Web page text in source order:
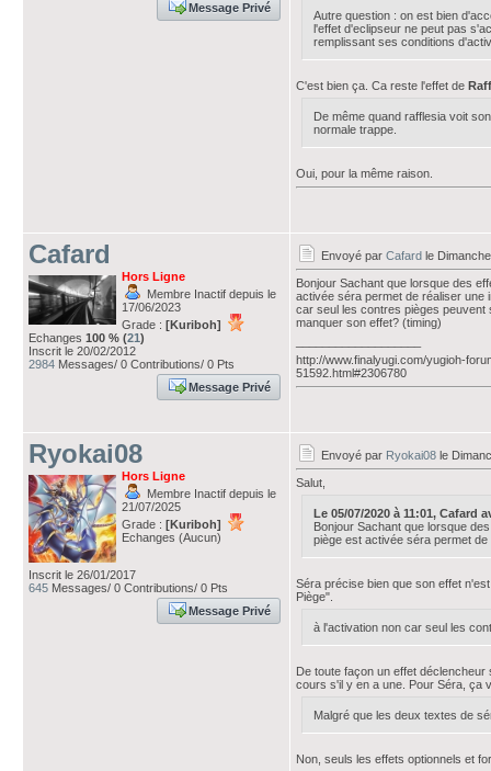
Message Privé
Autre question : on est bien
l'effet d'eclipseur ne peut pas
remplissant ses conditions
C'est bien ça. Ca reste l'effet de
De même quand rafflesia voit
normale trappe.
Oui, pour la même raison.
Cafard
Hors Ligne
Membre Inactif depuis le
17/06/2023
Grade : [Kuriboh]
Echanges 100 % (21)
Inscrit le 20/02/2012
2984 Messages/ 0 Contributions/ 0 Pts
Message Privé
Envoyé par Cafard le
Bonjour Sachant que lorsque des
activée séra permet de réaliser une
car seul les contres pièges peuvent
manquer son effet? (timing)
http://www.finalyugi.com/yugioh-
51592.html#2306780
Ryokai08
Hors Ligne
Membre Inactif depuis le
21/07/2025
Grade : [Kuriboh]
Echanges (Aucun)
Inscrit le 26/01/2017
645 Messages/ 0 Contributions/ 0 Pts
Message Privé
Envoyé par Ryokai08 le
Salut,
Le 05/07/2020 à 11:01, Cafard
Bonjour Sachant que lorsque
piège est activée séra permet
Séra précise bien que son effet
Piège".
à l'activation non car seul les
De toute façon un effet
cours s'il y en a une. Pour Séra, ça
Malgré que les deux textes de
Non, seuls les effets optionnels et